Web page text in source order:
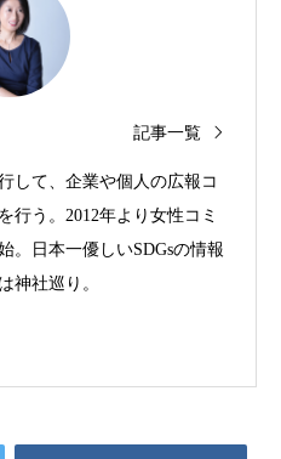
記事一覧
して、企業や個人の広報コ
行う。2012年より女性コミ
。日本一優しいSDGsの情報
神社巡り。